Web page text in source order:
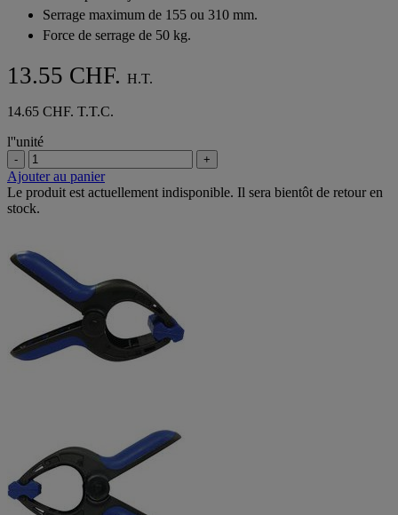
avis
Serrage maximum de 155 ou 310 mm.
Force de serrage de 50 kg.
13.55 CHF. H.T.
14.65 CHF. T.T.C.
l''unité
- +
Ajouter au panier
Le produit est actuellement indisponible. Il sera bientôt de retour en
stock.